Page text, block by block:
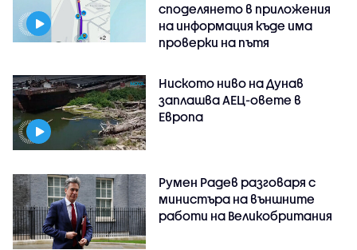
споделянето в приложения
на информация къде има
проверки на пътя
Ниското ниво на Дунав
заплашва АЕЦ-овете в
Европа
Румен Радев разговаря с
министъра на външните
работи на Великобритания